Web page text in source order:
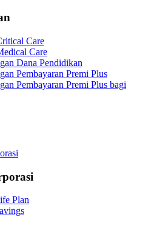
Care
Care
Dana Pendidikan
Pembayaran Premi Plus
Pembayaran Premi Plus bagi
Plan